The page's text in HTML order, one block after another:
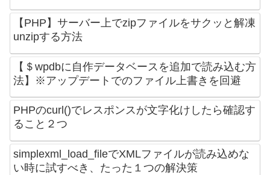
【PHP】サーバー上でzipファイルをサクッと解凍
unzipする方法
【＄wpdbに自作データベースを追加で読み込む方
法】※アップデートでのファイル上書きを回避
PHPのcurl()でレスポンスが文字化けしたら確認す
ること２つ
simplexml_load_fileでXMLファイルが読み込めな
い時に試すべき、たった１つの解決策